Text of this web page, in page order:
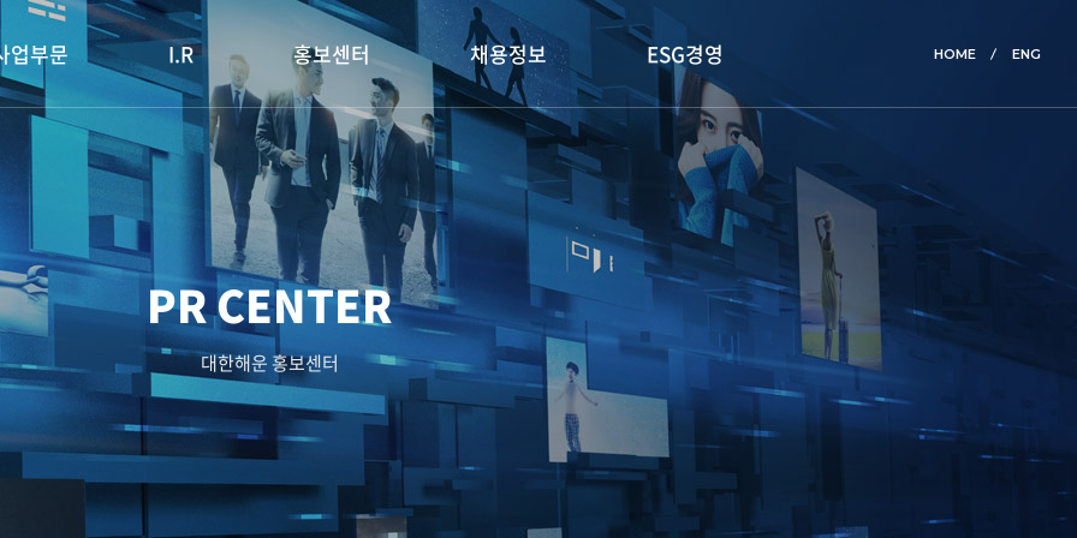
HOME ENG
업부문 I.R 홍보센터 채용정보 ESG경영
PR CENTER
대한해운 홍보센터